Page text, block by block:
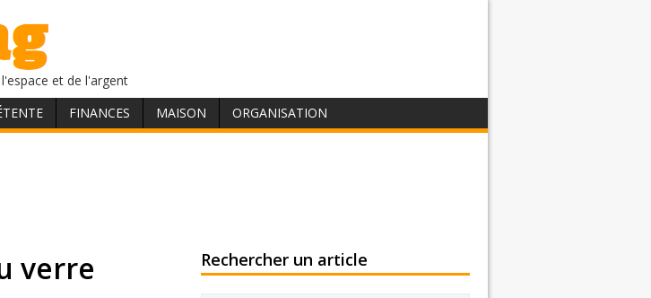
et de l'argent
FINANCES MAISON ORGANISATION
verre Rechercher un article